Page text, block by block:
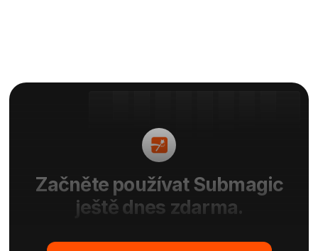
Začněte používat Submagic
ještě dnes zdarma.